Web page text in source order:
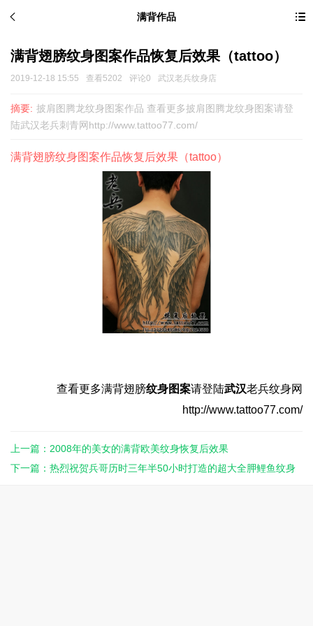
满背作品
满背翅膀纹身图案作品恢复后效果（tattoo）
2019-12-18 15:55 查看5202 评论0 武汉老兵纹身店
摘要: 披肩图腾龙纹身图案作品 查看更多披肩图腾龙纹身图案请登
陆武汉老兵刺青网http://www.tattoo77.com/
满背翅膀纹身图案作品恢复后效果（tattoo）
查看更多满背翅膀纹身图案请登陆武汉老兵纹身网
http://www.tattoo77.com/
上一篇：2008年的美女的满背欧美纹身恢复后效果
下一篇：热烈祝贺兵哥历时三年半50小时打造的超大全胛鲤鱼纹身